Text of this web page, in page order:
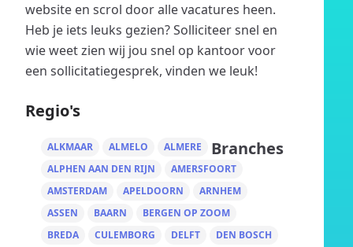
website en scrol door alle vacatures heen.
Heb je iets leuks gezien? Solliciteer snel en
wie weet zien wij jou snel op kantoor voor
een sollicitatiegesprek, vinden we leuk!
Regio's
ALKMAAR ALMELO
ALMERE
ALPHEN AAN DEN RIJN
AMERSFOORT
AMSTERDAM
APELDOORN
ARNHEM
ASSEN
BAARN
BERGEN OP ZOOM
BREDA
CULEMBORG DELFT
DEN BOSCH
Branches